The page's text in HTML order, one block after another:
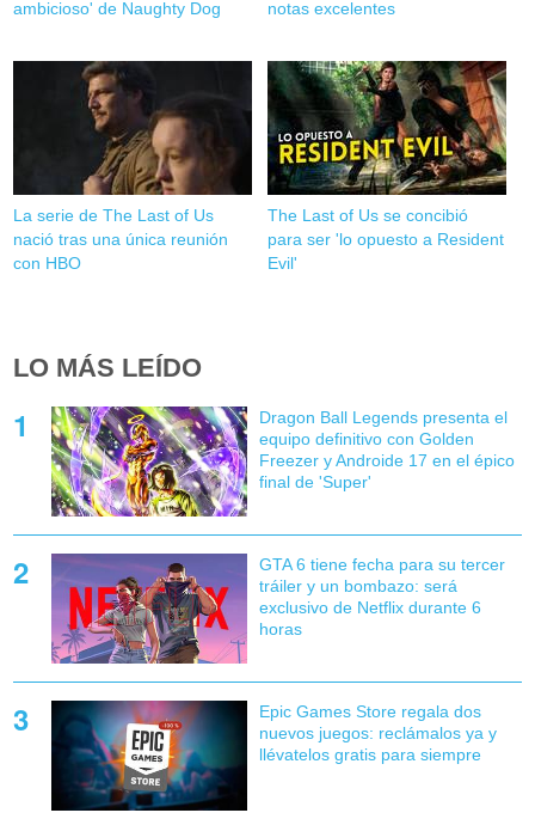
ambicioso' de Naughty Dog notas excelentes
La serie de The Last of Us
nació tras una única reunión
con HBO
The Last of Us se concibió
para ser 'lo opuesto a Resident
Evil'
LO MÁS LEÍDO
Dragon Ball Legends presenta el
equipo definitivo con Golden
Freezer y Androide 17 en el épico
final de 'Super'
GTA 6 tiene fecha para su tercer
tráiler y un bombazo: será
exclusivo de Netflix durante 6
horas
Epic Games Store regala dos
nuevos juegos: reclámalos ya y
llévatelos gratis para siempre